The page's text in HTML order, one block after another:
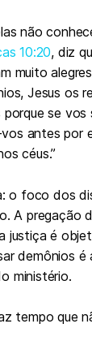
não
10:20, diz
muito
Jesus os
porque se vos
antes por
céus.”
: o foco dos
A pregação
justiça é
demônios é
ministério.
tempo que